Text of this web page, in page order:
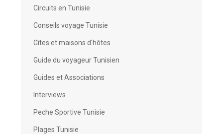
Circuits en Tunisie
Conseils voyage Tunisie
Gîtes et maisons d'hôtes
Guide du voyageur Tunisien
Guides et Associations
Interviews
Peche Sportive Tunisie
Plages Tunisie